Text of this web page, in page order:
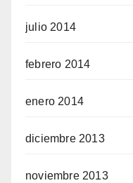
julio 2014
febrero 2014
enero 2014
diciembre 2013
noviembre 2013